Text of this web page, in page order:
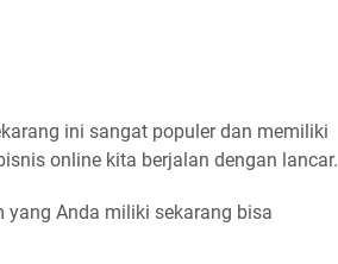
ini sangat populer dan memiliki
online kita berjalan dengan lancar.
yang Anda miliki sekarang bisa